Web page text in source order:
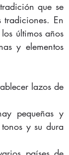
que se
tradiciones. En
últimos años
y elementos
lazos de
pequeñas y
y su dura